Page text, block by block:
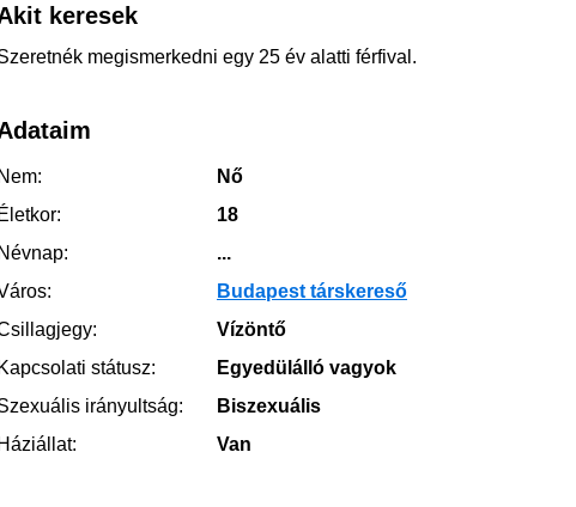
keresek
megismerkedni egy 25 év alatti férfival.
Nem:
Nő
Életkor:
18
Névnap:
...
Budapest társkereső
Vízöntő
Kapcsolati státusz:
Egyedülálló vagyok
irányultság:
Biszexuális
Háziállat:
Van